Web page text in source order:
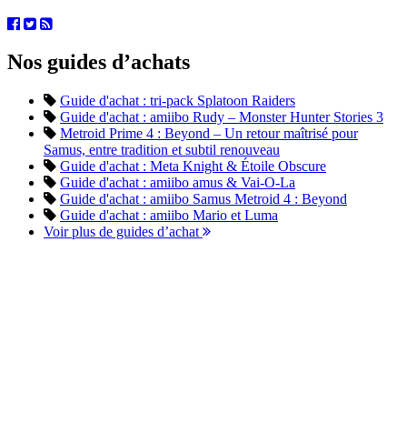
Nos guides d’achats
Guide d'achat : tri-pack Splatoon Raiders
Guide d'achat : amiibo Rudy – Monster Hunter Stories 3
Metroid Prime 4 : Beyond – Un retour maîtrisé pour
Samus, entre tradition et subtil renouveau
Guide d'achat : Meta Knight & Étoile Obscure
Guide d'achat : amiibo amus & Vai-O-La
Guide d'achat : amiibo Samus Metroid 4 : Beyond
Guide d'achat : amiibo Mario et Luma
Voir plus de guides d’achat